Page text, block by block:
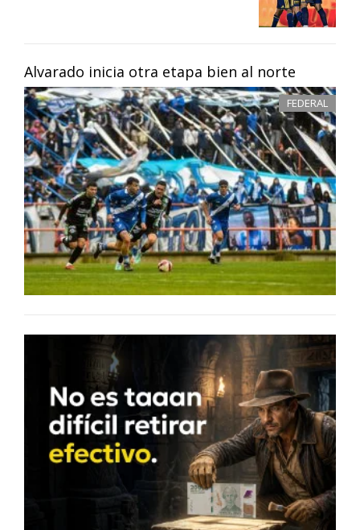
Alvarado inicia otra etapa bien al norte
FEDERAL